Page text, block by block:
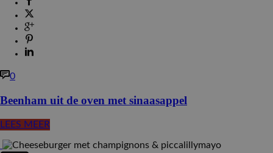
0
Beenham uit de oven met sinaasappel
LEES MEER